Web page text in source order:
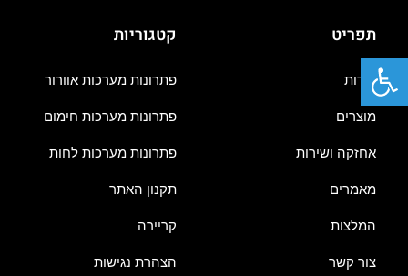
תפריט
אודות
מוצרים
אחזקה ושירות
מאמרים
המלצות
צור קשר
קטגוריות
פתרונות מערכות אוורור
פתרונות מערכות חימום
פתרונות מערכות לחות
תקנון האתר
קריירה
הצהרת נגישות
פתח סרגל נגישות